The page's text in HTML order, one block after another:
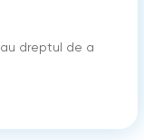
au dreptul de a